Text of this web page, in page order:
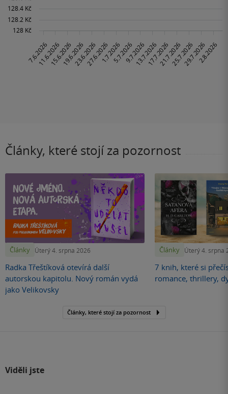
Články, které stojí za pozornost
Články Úterý 4. srpna 2026
Radka Třeštíková otevírá další
autorskou kapitolu. Nový román vydá
jako Velikovsky
Články Úterý 4. srpna
7 knih, které si
romance, thrillery,
Články, které stojí za pozornost
Viděli jste